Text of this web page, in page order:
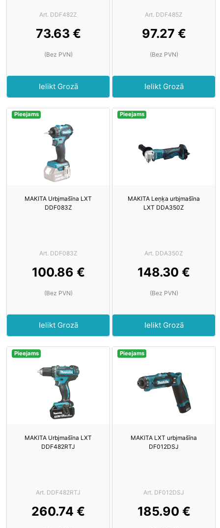
Art. DDF482Z
73.63 €
(Bez PVN)
Ielikt Grozā
Art. DDF485Z
97.27 €
(Bez PVN)
Ielikt Grozā
Pieejams
MAKITA Urbjmašīna LXT
DDF083Z
Art. DDF083Z
100.86 €
(Bez PVN)
Ielikt Grozā
Pieejams
MAKITA Leņķa urbjmašīna
LXT DDA350Z
Art. DDA350Z
148.30 €
(Bez PVN)
Ielikt Grozā
Pieejams
MAKITA Urbjmašīna LXT
DDF482RTJ
Art. DDF482RTJ
260.74 €
Pieejams
MAKITA LXT urbjmašīna
DF012DSJ
Art. DF012DSJ
185.90 €